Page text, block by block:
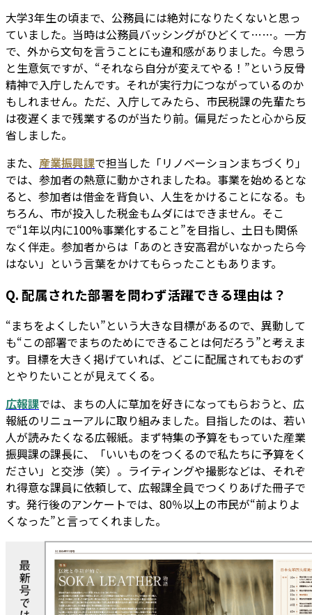
大学3年生の頃まで、公務員には絶対になりたくないと思っ
ていました。当時は公務員バッシングがひどくて……。一方
で、外から文句を言うことにも違和感がありました。今思う
と生意気ですが、“それなら自分が変えてやる！”という反骨
精神で入庁したんです。それが実行力につながっているのか
もしれません。ただ、入庁してみたら、市民税課の先輩たち
は夜遅くまで残業するのが当たり前。偏見だったと心から反
省しました。
また、 産業振興課で担当した「リノベーションまちづくり」
では、参加者の熱意に動かされましたね。事業を始めるとな
ると、参加者は借金を背負い、人生をかけることになる。も
ちろん、市が投入した税金もムダにはできません。そこ
で“1年以内に100%事業化すること”を目指し、土日も関係
なく伴走。参加者からは「あのとき安高君がいなかったら今
はない」という言葉をかけてもらったこともあります。
Q. 配属された部署を問わず活躍できる理由は？
“まちをよくしたい”という大きな目標があるので、異動して
も“この部署でまちのためにできることは何だろう”と考えま
す。目標を大きく掲げていれば、どこに配属されてもおのず
とやりたいことが見えてくる。
広報課では、まちの人に草加を好きになってもらおうと、広
報紙のリニューアルに取り組みました。目指したのは、若い
人が読みたくなる広報紙。まず特集の予算をもっていた産業
振興課の課長に、「いいものをつくるので私たちに予算をく
ださい」と交渉（笑）。ライティングや撮影などは、それぞ
れ得意な課員に依頼して、広報課全員でつくりあげた冊子で
す。発行後のアンケートでは、80％以上の市民が“前よりよ
くなった”と言ってくれました。